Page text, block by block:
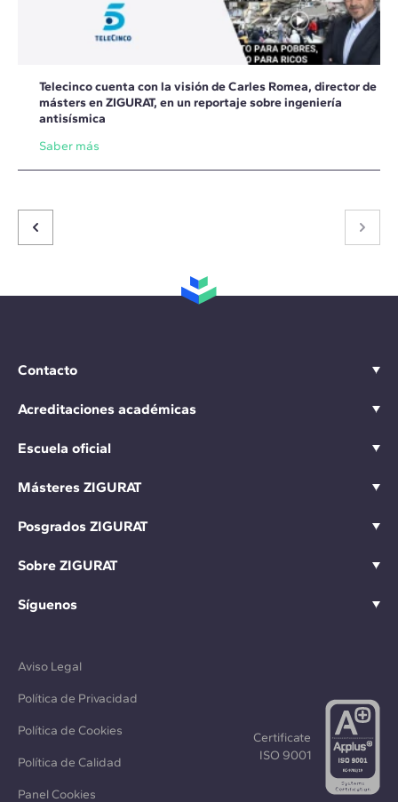
Telecinco cuenta con la visión de Carles Romea, director de
másters en ZIGURAT, en un reportaje sobre ingeniería
antisísmica
Saber más
Contacto
Acreditaciones académicas
Escuela oficial
Másteres ZIGURAT
Posgrados ZIGURAT
Sobre ZIGURAT
Síguenos
Aviso Legal
Política de Privacidad
Política de Cookies
Política de Calidad
Panel Cookies
Certificate
ISO 9001